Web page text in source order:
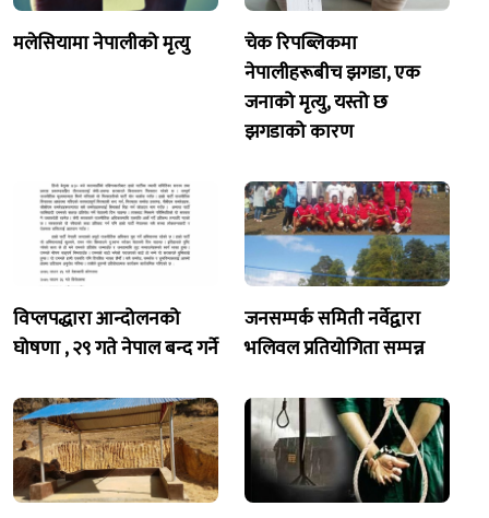
मलेसियामा नेपालीको मृत्यु
चेक रिपब्लिकमा
नेपालीहरूबीच झगडा, एक
जनाको मृत्यु, यस्तो छ
झगडाको कारण
विप्लपद्धारा आन्दोलनको
घोषणा , २९ गते नेपाल बन्द गर्ने
जनसम्पर्क समिती नर्वेद्वारा
भलिवल प्रतियोगिता सम्पन्न